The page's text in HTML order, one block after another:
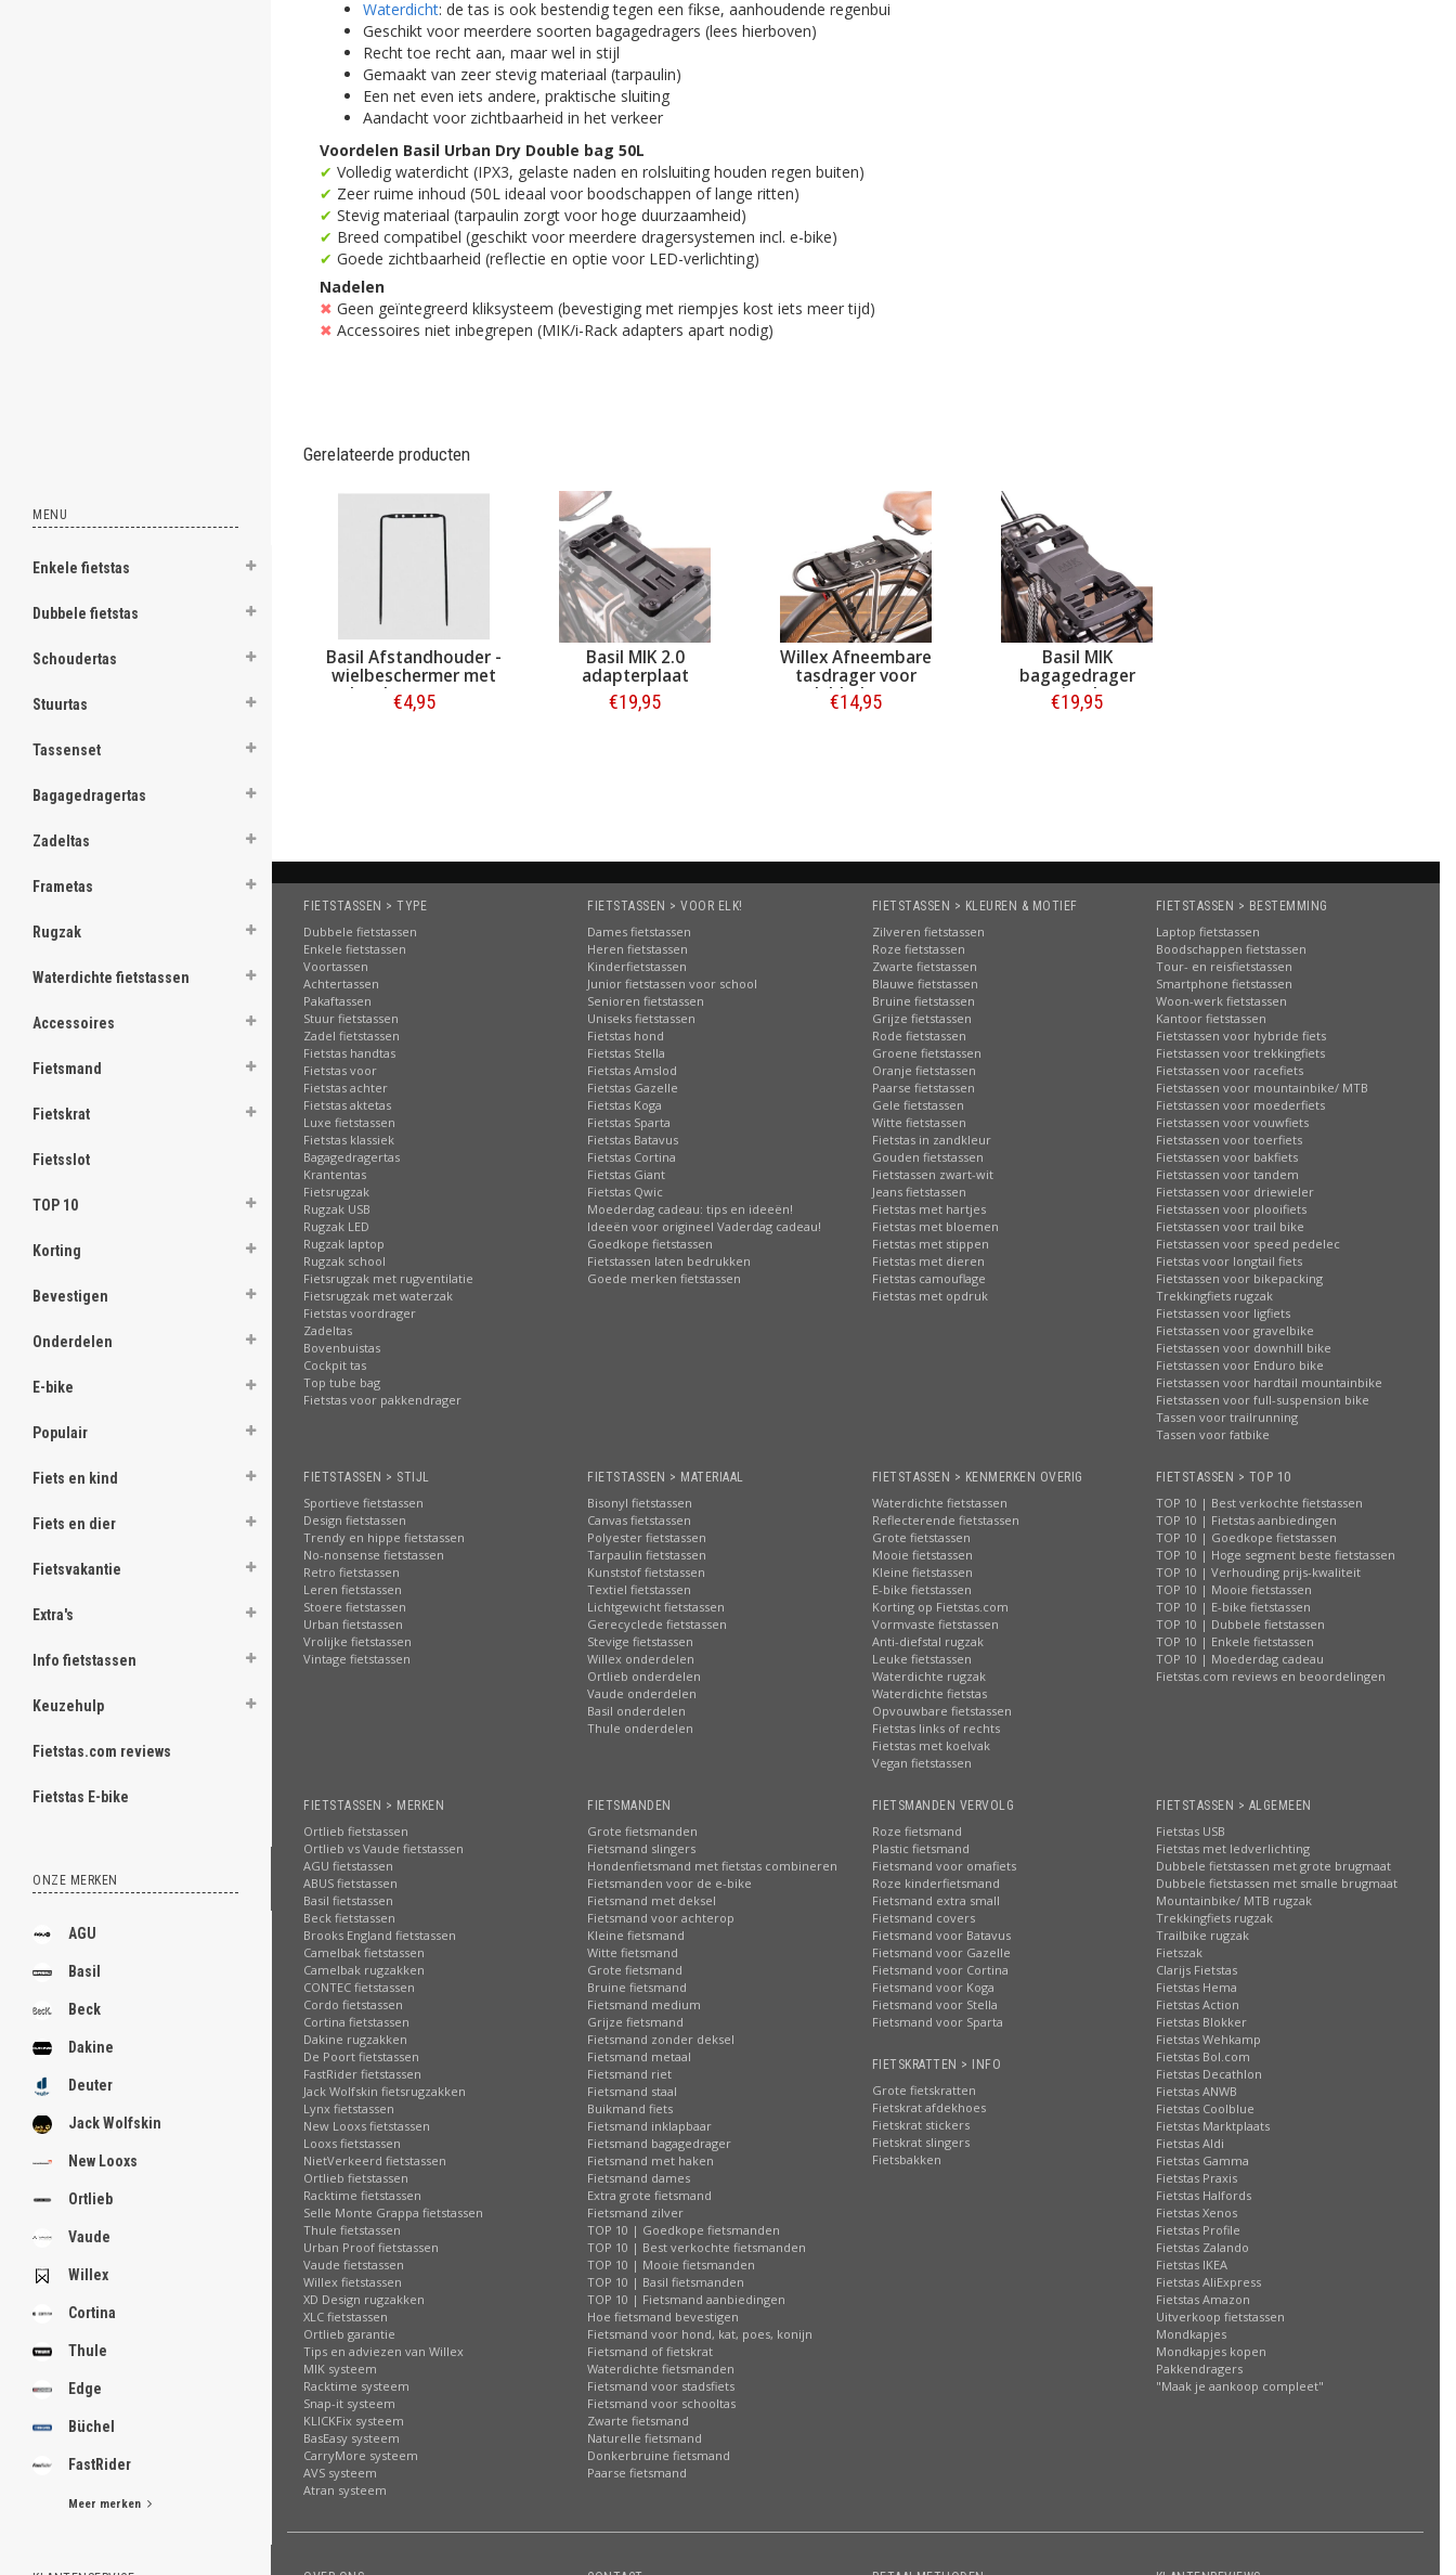
MENU
Enkele fietstas
Dubbele fietstas
Schoudertas
Stuurtas
Tassenset
Bagagedragertas
Zadeltas
Frametas
Rugzak
Waterdichte fietstassen
Accessoires
Fietsmand
Fietskrat
Fietsslot
TOP 10
Korting
Bevestigen
Onderdelen
E-bike
Populair
Fiets en kind
Fiets en dier
Fietsvakantie
Extra's
Info fietstassen
Keuzehulp
Fietstas.com reviews
Fietstas E-bike
ONZE MERKEN
AGU
Basil
Beck
Dakine
Deuter
Jack Wolfskin
New Looxs
Ortlieb
Vaude
Willex
Cortina
Thule
Edge
Büchel
FastRider
Meer merken
.
.
.
[email protected]
Waterdicht: de tas is ook bestendig tegen een fikse, aanhoudende regenbui
Geschikt voor meerdere soorten bagagedragers (lees hierboven)
Recht toe recht aan, maar wel in stijl
Gemaakt van zeer stevig materiaal (tarpaulin)
Een net even iets andere, praktische sluiting
Aandacht voor zichtbaarheid in het verkeer
Voordelen Basil Urban Dry Double bag 50L
✔ Volledig waterdicht (IPX3, gelaste naden en rolsluiting houden regen buiten)
✔ Zeer ruime inhoud (50L ideaal voor boodschappen of lange ritten)
✔ Stevig materiaal (tarpaulin zorgt voor hoge duurzaamheid)
✔ Breed compatibel (geschikt voor meerdere dragersystemen incl. e-bike)
✔ Goede zichtbaarheid (reflectie en optie voor LED-verlichting)
Nadelen
✖ Geen geïntegreerd kliksysteem (bevestiging met riempjes kost iets meer tijd)
✖ Accessoires niet inbegrepen (MIK/i-Rack adapters apart nodig)
Gerelateerde producten
Basil Afstandhouder -
wielbeschermer met
achterlampmontage
€4,95
Basil MIK 2.0
adapterplaat
€19,95
Willex Afneembare
tasdrager voor
dubbele tas
€14,95
Basil MIK
bagagedrager
carrierplate
€19,95
FIETSTASSEN > TYPE
Dubbele fietstassen
Enkele fietstassen
Voortassen
Achtertassen
Pakaftassen
Stuur fietstassen
Zadel fietstassen
Fietstas handtas
Fietstas voor
Fietstas achter
Fietstas aktetas
Luxe fietstassen
Fietstas klassiek
Bagagedragertas
Krantentas
Fietsrugzak
Rugzak USB
Rugzak LED
Rugzak laptop
Rugzak school
Fietsrugzak met rugventilatie
Fietsrugzak met waterzak
Fietstas voordrager
Zadeltas
Bovenbuistas
Cockpit tas
Top tube bag
Fietstas voor pakkendrager
FIETSTASSEN > VOOR ELK!
Dames fietstassen
Heren fietstassen
Kinderfietstassen
Junior fietstassen voor school
Senioren fietstassen
Uniseks fietstassen
Fietstas hond
Fietstas Stella
Fietstas Amslod
Fietstas Gazelle
Fietstas Koga
Fietstas Sparta
Fietstas Batavus
Fietstas Cortina
Fietstas Giant
Fietstas Qwic
Moederdag cadeau: tips en ideeën!
Ideeën voor origineel Vaderdag cadeau!
Goedkope fietstassen
Fietstassen laten bedrukken
Goede merken fietstassen
FIETSTASSEN > KLEUREN & MOTIEF
Zilveren fietstassen
Roze fietstassen
Zwarte fietstassen
Blauwe fietstassen
Bruine fietstassen
Grijze fietstassen
Rode fietstassen
Groene fietstassen
Oranje fietstassen
Paarse fietstassen
Gele fietstassen
Witte fietstassen
Fietstas in zandkleur
Gouden fietstassen
Fietstassen zwart-wit
Jeans fietstassen
Fietstas met hartjes
Fietstas met bloemen
Fietstas met stippen
Fietstas met dieren
Fietstas camouflage
Fietstas met opdruk
FIETSTASSEN > BESTEMMING
Laptop fietstassen
Boodschappen fietstassen
Tour- en reisfietstassen
Smartphone fietstassen
Woon-werk fietstassen
Kantoor fietstassen
Fietstassen voor hybride fiets
Fietstassen voor trekkingfiets
Fietstassen voor racefiets
Fietstassen voor mountainbike/ MTB
Fietstassen voor moederfiets
Fietstassen voor vouwfiets
Fietstassen voor toerfiets
Fietstassen voor bakfiets
Fietstassen voor tandem
Fietstassen voor driewieler
Fietstassen voor plooifiets
Fietstassen voor trail bike
Fietstassen voor speed pedelec
Fietstas voor longtail fiets
Fietstassen voor bikepacking
Trekkingfiets rugzak
Fietstassen voor ligfiets
Fietstassen voor gravelbike
Fietstassen voor downhill bike
Fietstassen voor Enduro bike
Fietstassen voor hardtail mountainbike
Fietstassen voor full-suspension bike
Tassen voor trailrunning
Tassen voor fatbike
FIETSTASSEN > STIJL
Sportieve fietstassen
Design fietstassen
Trendy en hippe fietstassen
No-nonsense fietstassen
Retro fietstassen
Leren fietstassen
Stoere fietstassen
Urban fietstassen
Vrolijke fietstassen
Vintage fietstassen
FIETSTASSEN > MATERIAAL
Bisonyl fietstassen
Canvas fietstassen
Polyester fietstassen
Tarpaulin fietstassen
Kunststof fietstassen
Textiel fietstassen
Lichtgewicht fietstassen
Gerecyclede fietstassen
Stevige fietstassen
Willex onderdelen
Ortlieb onderdelen
Vaude onderdelen
Basil onderdelen
Thule onderdelen
FIETSTASSEN > KENMERKEN OVERIG
Waterdichte fietstassen
Reflecterende fietstassen
Grote fietstassen
Mooie fietstassen
Kleine fietstassen
E-bike fietstassen
Korting op Fietstas.com
Vormvaste fietstassen
Anti-diefstal rugzak
Leuke fietstassen
Waterdichte rugzak
Waterdichte fietstas
Opvouwbare fietstassen
Fietstas links of rechts
Fietstas met koelvak
Vegan fietstassen
FIETSTASSEN > TOP 10
TOP 10 | Best verkochte fietstassen
TOP 10 | Fietstas aanbiedingen
TOP 10 | Goedkope fietstassen
TOP 10 | Hoge segment beste fietstassen
TOP 10 | Verhouding prijs-kwaliteit
TOP 10 | Mooie fietstassen
TOP 10 | E-bike fietstassen
TOP 10 | Dubbele fietstassen
TOP 10 | Enkele fietstassen
TOP 10 | Moederdag cadeau
Fietstas.com reviews en beoordelingen
FIETSTASSEN > MERKEN
Ortlieb fietstassen
Ortlieb vs Vaude fietstassen
AGU fietstassen
ABUS fietstassen
Basil fietstassen
Beck fietstassen
Brooks England fietstassen
Camelbak fietstassen
Camelbak rugzakken
CONTEC fietstassen
Cordo fietstassen
Cortina fietstassen
Dakine rugzakken
De Poort fietstassen
FastRider fietstassen
Jack Wolfskin fietsrugzakken
Lynx fietstassen
New Looxs fietstassen
Looxs fietstassen
NietVerkeerd fietstassen
Ortlieb fietstassen
Racktime fietstassen
Selle Monte Grappa fietstassen
Thule fietstassen
Urban Proof fietstassen
Vaude fietstassen
Willex fietstassen
XD Design rugzakken
XLC fietstassen
Ortlieb garantie
Tips en adviezen van Willex
MIK systeem
Racktime systeem
Snap-it systeem
KLICKFix systeem
BasEasy systeem
CarryMore systeem
AVS systeem
Atran systeem
FIETSMANDEN
Grote fietsmanden
Fietsmand slingers
Hondenfietsmand met fietstas combineren
Fietsmanden voor de e-bike
Fietsmand met deksel
Fietsmand voor achterop
Kleine fietsmand
Witte fietsmand
Grote fietsmand
Bruine fietsmand
Fietsmand medium
Grijze fietsmand
Fietsmand zonder deksel
Fietsmand metaal
Fietsmand riet
Fietsmand staal
Buikmand fiets
Fietsmand inklapbaar
Fietsmand bagagedrager
Fietsmand met haken
Fietsmand dames
Extra grote fietsmand
Fietsmand zilver
TOP 10 | Goedkope fietsmanden
TOP 10 | Best verkochte fietsmanden
TOP 10 | Mooie fietsmanden
TOP 10 | Basil fietsmanden
TOP 10 | Fietsmand aanbiedingen
Hoe fietsmand bevestigen
Fietsmand voor hond, kat, poes, konijn
Fietsmand of fietskrat
Waterdichte fietsmanden
Fietsmand voor stadsfiets
Fietsmand voor schooltas
Zwarte fietsmand
Naturelle fietsmand
Donkerbruine fietsmand
Paarse fietsmand
FIETSMANDEN VERVOLG
Roze fietsmand
Plastic fietsmand
Fietsmand voor omafiets
Roze kinderfietsmand
Fietsmand extra small
Fietsmand covers
Fietsmand voor Batavus
Fietsmand voor Gazelle
Fietsmand voor Cortina
Fietsmand voor Koga
Fietsmand voor Stella
Fietsmand voor Sparta
FIETSKRATTEN > INFO
Grote fietskratten
Fietskrat afdekhoes
Fietskrat stickers
Fietskrat slingers
Fietsbakken
FIETSTASSEN > ALGEMEEN
Fietstas USB
Fietstas met ledverlichting
Dubbele fietstassen met grote brugmaat
Dubbele fietstassen met smalle brugmaat
Mountainbike/ MTB rugzak
Trekkingfiets rugzak
Trailbike rugzak
Fietszak
Clarijs Fietstas
Fietstas Hema
Fietstas Action
Fietstas Blokker
Fietstas Wehkamp
Fietstas Bol.com
Fietstas Decathlon
Fietstas ANWB
Fietstas Coolblue
Fietstas Marktplaats
Fietstas Aldi
Fietstas Gamma
Fietstas Praxis
Fietstas Halfords
Fietstas Xenos
Fietstas Profile
Fietstas Zalando
Fietstas IKEA
Fietstas AliExpress
Fietstas Amazon
Uitverkoop fietstassen
Mondkapjes
Mondkapjes kopen
Pakkendragers
"Maak je aankoop compleet"